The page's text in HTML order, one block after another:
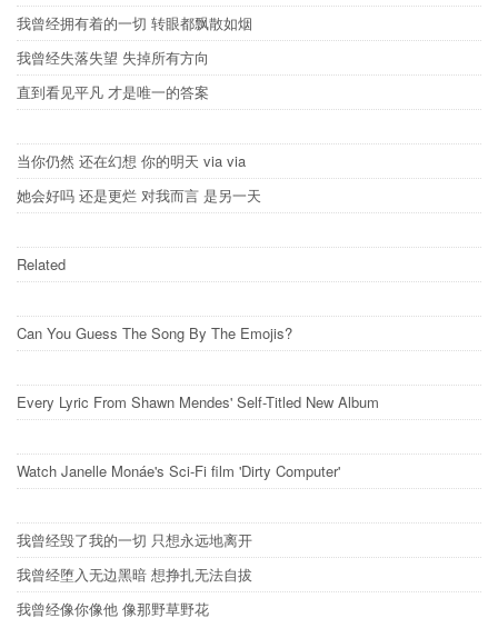
我曾经拥有着的一切 转眼都飘散如烟
我曾经失落失望 失掉所有方向
直到看见平凡 才是唯一的答案
当你仍然 还在幻想 你的明天 via via
她会好吗 还是更烂 对我而言 是另一天
Related
Can You Guess The Song By The Emojis?
Every Lyric From Shawn Mendes' Self-Titled New Album
Watch Janelle Monáe's Sci-Fi film 'Dirty Computer'
我曾经毁了我的一切 只想永远地离开
我曾经堕入无边黑暗 想挣扎无法自拔
我曾经像你像他 像那野草野花